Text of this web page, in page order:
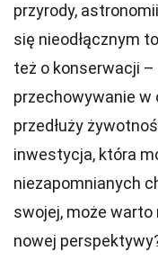
przyrody,
się nieodłącznym
też o konserwacji
przechowywanie w
przedłuży
inwestycja, która
niezapomnianych
swojej, może
nowej